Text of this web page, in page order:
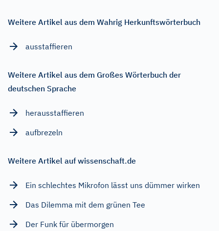
Weitere Artikel aus dem Wahrig Herkunftswörterbuch
ausstaffieren
Weitere Artikel aus dem Großes Wörterbuch der
deutschen Sprache
herausstaffieren
aufbrezeln
Weitere Artikel auf wissenschaft.de
Ein schlechtes Mikrofon lässt uns dümmer wirken
Das Dilemma mit dem grünen Tee
Der Funk für übermorgen